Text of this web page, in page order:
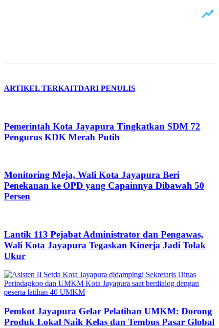
ARTIKEL TERKAITDARI PENULIS
Pemerintah Kota Jayapura Tingkatkan SDM 72
Pengurus KDK Merah Putih
Monitoring Meja, Wali Kota Jayapura Beri
Penekanan ke OPD yang Capainnya Dibawah 50
Persen
Lantik 113 Pejabat Administrator dan Pengawas,
Wali Kota Jayapura Tegaskan Kinerja Jadi Tolak
Ukur
Pemkot Jayapura Gelar Pelatihan UMKM: Dorong
Produk Lokal Naik Kelas dan Tembus Pasar Global